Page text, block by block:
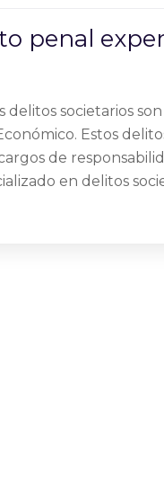
penal
delitos societarios
Estos
de
en delitos